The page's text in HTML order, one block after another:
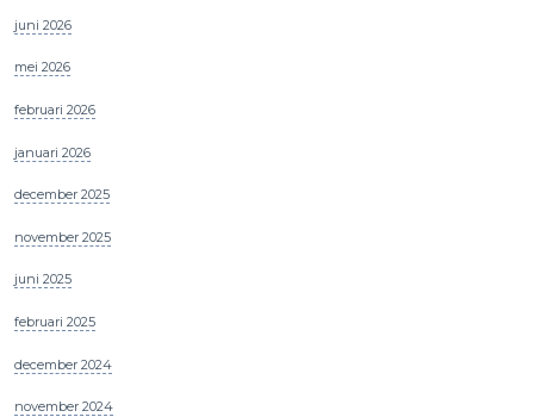
juni 2026
mei 2026
februari 2026
januari 2026
december 2025
november 2025
juni 2025
februari 2025
december 2024
november 2024